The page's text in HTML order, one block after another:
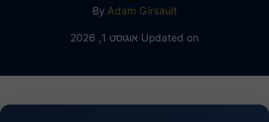
ByAdam Girsault
Updated on אוגוסט 1, 2026